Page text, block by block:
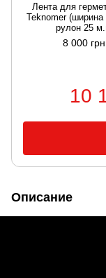
Лента для
Teknomer (ширина
рулон 25
8 000 грн
10
Описание